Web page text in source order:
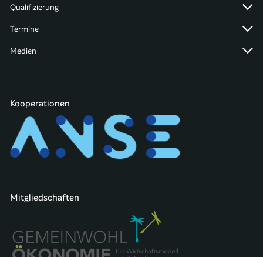
Qualifizierung
Termine
Medien
Kooperationen
Mitgliedschaften